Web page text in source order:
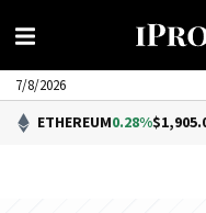
7/8/2026
0.28%$1,905.00